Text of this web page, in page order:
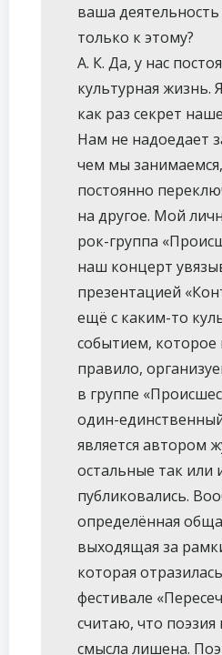
ваша деятельность
только к этому?
А. К. Да, у нас
культурная жизнь.
как раз секрет
Нам не надоедает
чем мы
постоянно
на другое. Мой
рок-группа
наш концерт
презентацией
ещё с каким-то
событием,
правило,
в группе
один-
является автором
остальные так или
публиковались.
определённая
выходящая за
которая
фестивале
считаю, что
смысла лишена.